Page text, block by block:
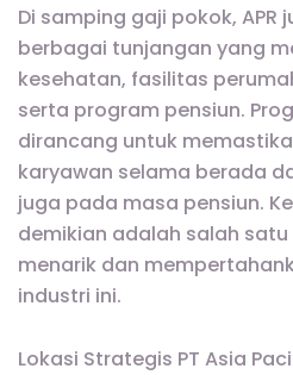
Di samping gaji pokok, APR
berbagai tunjangan yang
kesehatan, fasilitas
serta program pensiun.
dirancang untuk
karyawan selama berada
juga pada masa pensiun.
demikian adalah salah satu
menarik dan
industri ini.
Lokasi Strategis PT Asia